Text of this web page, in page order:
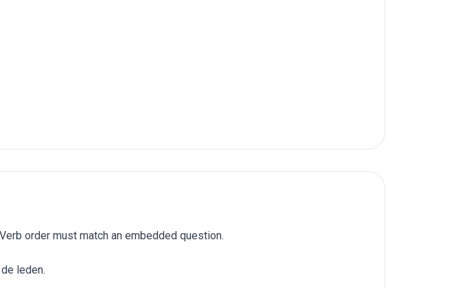
order must match an embedded question.
leden.